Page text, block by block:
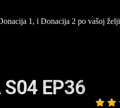
1, i Donacija 2 po vašoj želji
S04 EP36